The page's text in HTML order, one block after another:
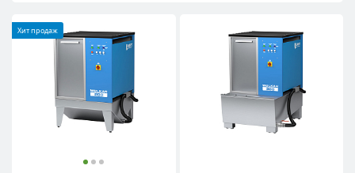
Хит продаж